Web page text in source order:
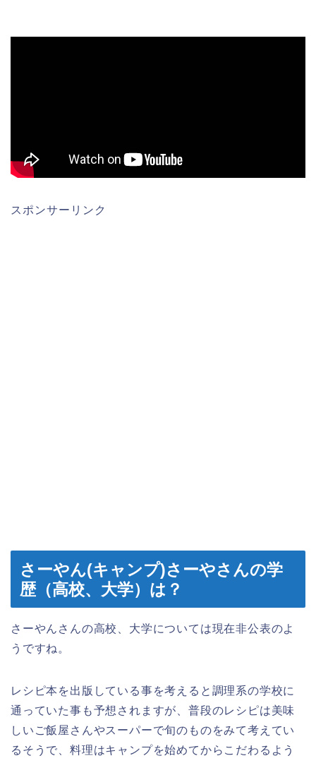
スポンサーリンク
さーやん(キャンプ)さーやさんの学
歴（高校、大学）は？
さーやんさんの高校、大学については現在非公表のよ
うですね。
レシピ本を出版している事を考えると調理系の学校に
通っていた事も予想されますが、普段のレシピは美味
しいご飯屋さんやスーパーで旬のものをみて考えてい
るそうで、料理はキャンプを始めてからこだわるよう